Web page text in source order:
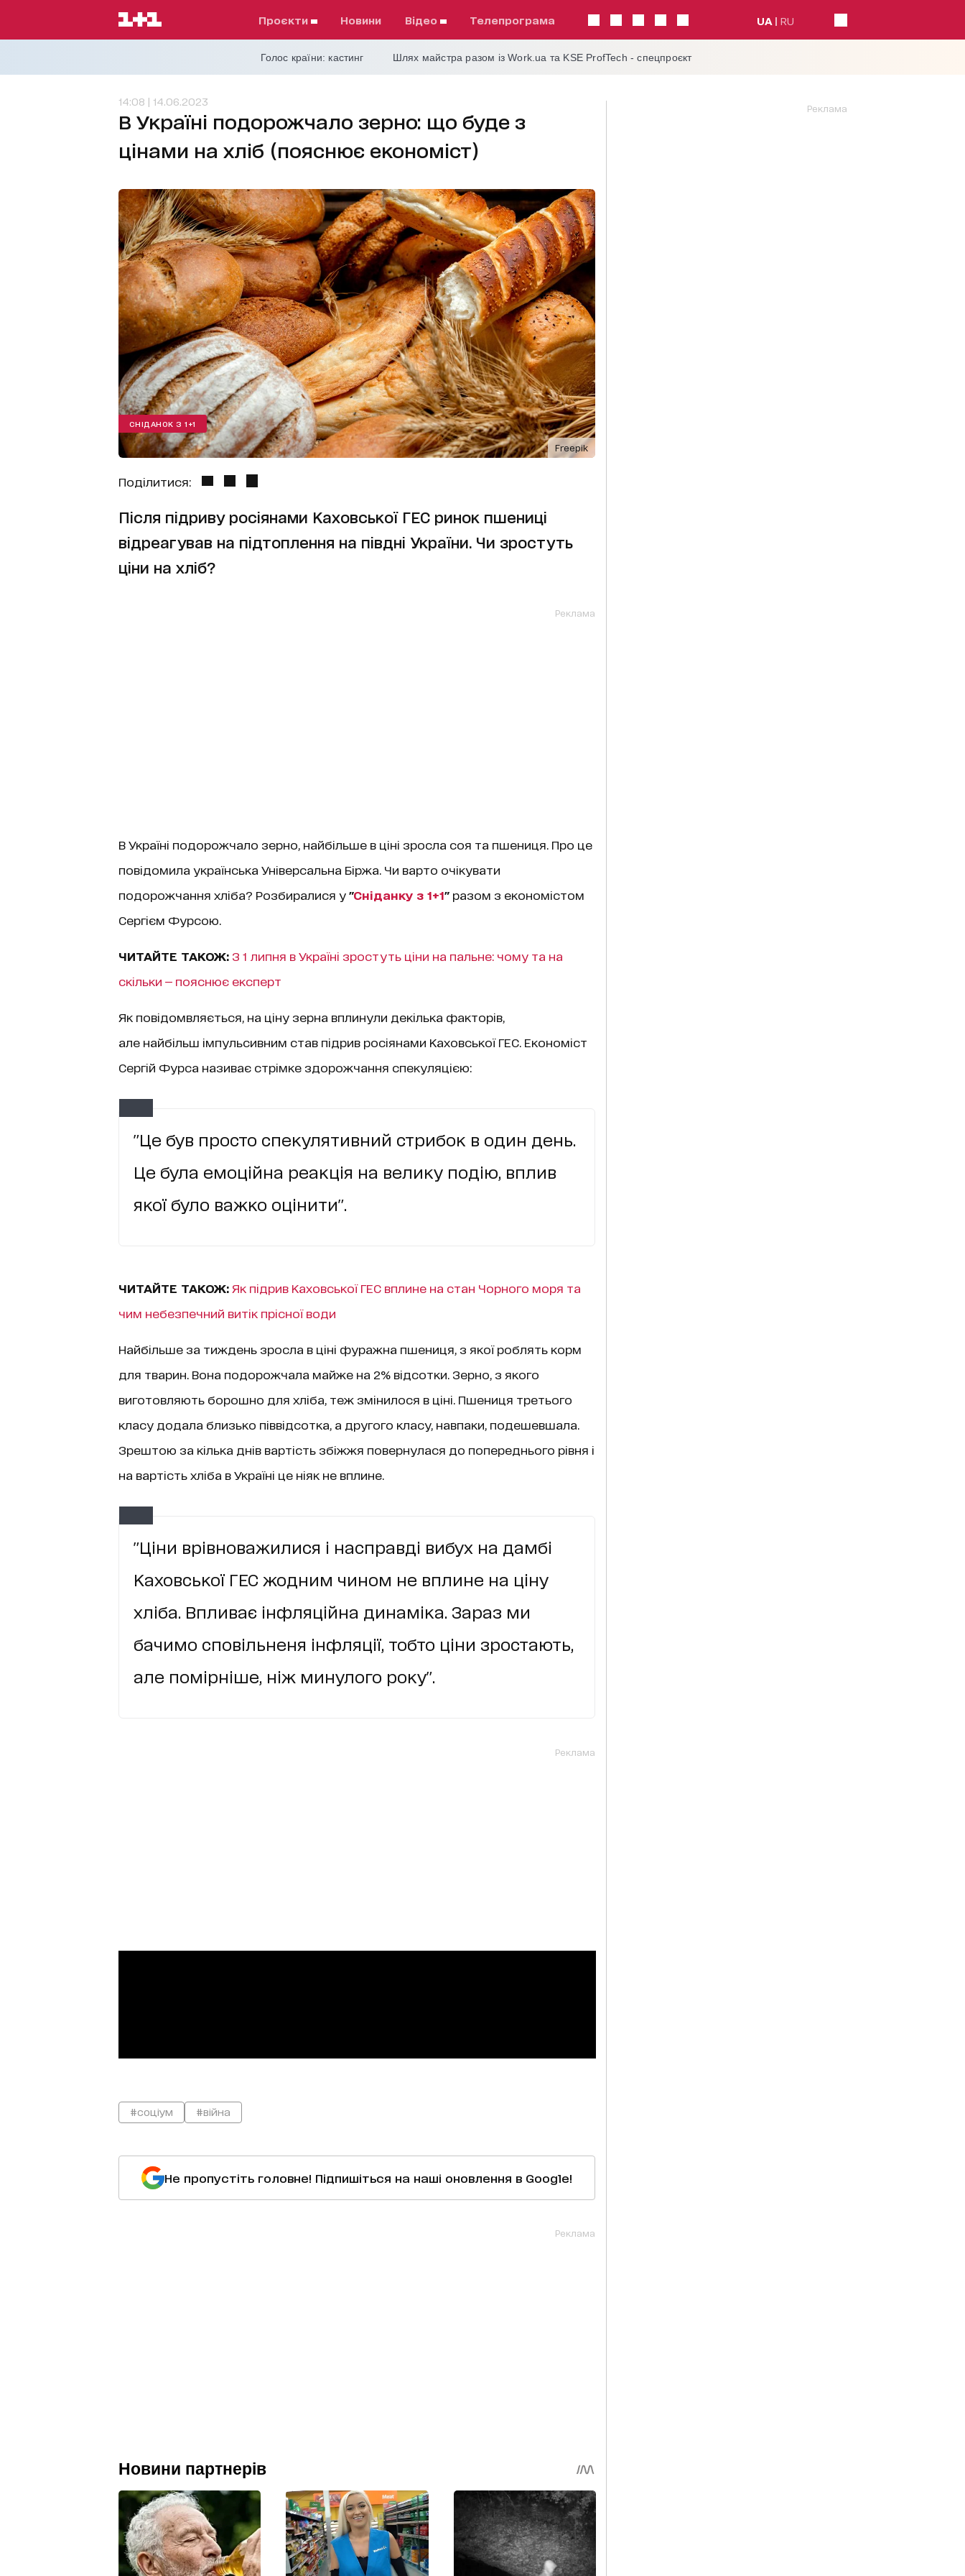
проєкти Новини відео телепрограма UA RU
Голос країни: кастинг Шлях майстра разом із Work.ua та KSE ProfTech - спецпроєкт
14:08 | 14.06.2023
В Україні подорожчало зерно: що буде з
цінами на хліб (пояснює економіст)
Freepik
СНІДАНОК З 1+1
Поділитися:
Після підриву росіянами Каховської ГЕС ринок пшениці
відреагував на підтоплення на півдні України. Чи зростуть
ціни на хліб?
Реклама
В Україні подорожчало зерно, найбільше в ціні зросла соя та пшениця. Про це
повідомила українська Універсальна Біржа. Чи варто очікувати
подорожчання хліба? Розбиралися у "Сніданку з 1+1"разом з економістом
Сергієм Фурсою.
ЧИТАЙТЕ ТАКОЖ: З 1 липня в Україні зростуть ціни на пальне: чому та на
скільки — пояснює експерт
Як повідомвляється, на ціну зерна вплинули декілька факторів,
але найбільш імпульсивним став підрив росіянами Каховської ГЕС. Економіст
Сергій Фурса називає стрімке здорожчання спекуляцією:
"Це був просто спекулятивний стрибок в один день.
Це була емоційна реакція на велику подію, вплив
якої було важко оцінити".
ЧИТАЙТЕ ТАКОЖ: Як підрив Каховської ГЕС вплине на стан Чорного моря та
чим небезпечний витік прісної води
Найбільше за тиждень зросла в ціні фуражна пшениця, з якої роблять корм
для тварин. Вона подорожчала майже на 2% відсотки. Зерно, з якого
виготовляють борошно для хліба, теж змінилося в ціні. Пшениця третього
класу додала близько піввідсотка, а другого класу, навпаки, подешевшала.
Зрештою за кілька днів вартість збіжжя повернулася до попереднього рівня і
на вартість хліба в Україні це ніяк не вплине.
"Ціни врівноважилися і насправді вибух на дамбі
Каховської ГЕС жодним чином не вплине на ціну
хліба. Впливає інфляційна динаміка. Зараз ми
бачимо сповільненя інфляції, тобто ціни зростають,
але помірніше, ніж минулого року".
Реклама
#соціум #війна
Не пропустіть головне! Підпишіться на наші оновлення в Google!
Реклама
Реклама